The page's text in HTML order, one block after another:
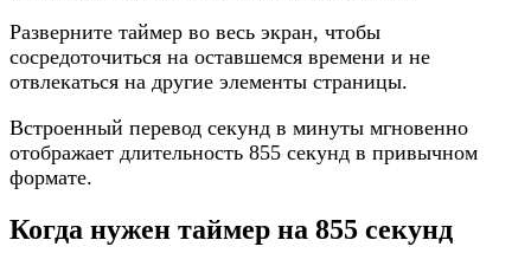
Разверните таймер во весь экран, чтобы
сосредоточиться на оставшемся времени и не
отвлекаться на другие элементы страницы.
Встроенный перевод секунд в минуты мгновенно
отображает длительность 855 секунд в привычном
формате.
Когда нужен таймер на 855 секунд